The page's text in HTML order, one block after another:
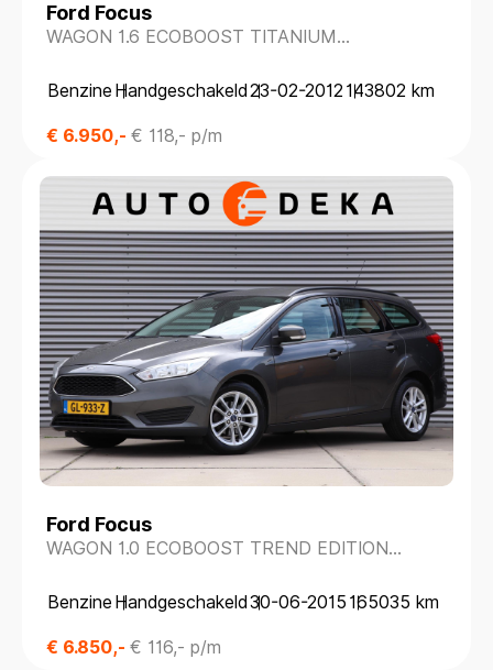
Ford Focus
WAGON 1.6 ECOBOOST TITANIUM
Benzine Handgeschakeld23-02-2012 143802 km
€ 6.950,- € 118,- p/m
Ford Focus
WAGON 1.0 ECOBOOST TREND EDITION
Benzine Handgeschakeld30-06-2015 165035 km
€ 6.850,- € 116,- p/m